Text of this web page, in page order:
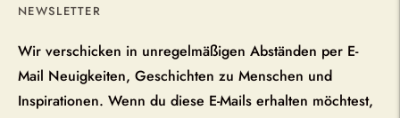
NEWSLETTER
Wir verschicken in unregelmäßigen Abständen per E-
Mail Neuigkeiten, Geschichten zu Menschen und
Inspirationen. Wenn du diese E-Mails erhalten möchtest,